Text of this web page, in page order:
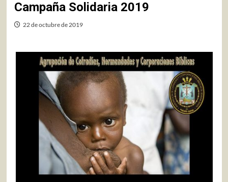
Campaña Solidaria 2019
22 de octubre de 2019